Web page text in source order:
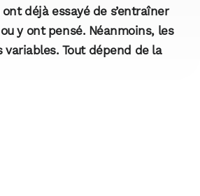
déjà essayé de s’entraîner
y ont pensé. Néanmoins, les
Tout dépend de la